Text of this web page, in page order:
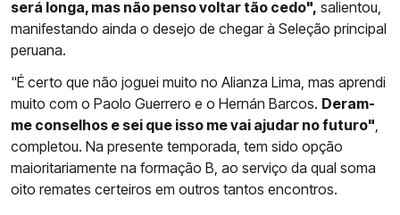
será longa, mas não penso voltar tão cedo", salientou,
manifestando ainda o desejo de chegar à Seleção principal
peruana.
"É certo que não joguei muito no Alianza Lima, mas aprendi
muito com o Paolo Guerrero e o Hernán Barcos. Deram-
me conselhos e sei que isso me vai ajudar no futuro",
completou. Na presente temporada, tem sido opção
maioritariamente na formação B, ao serviço da qual soma
oito remates certeiros em outros tantos encontros.